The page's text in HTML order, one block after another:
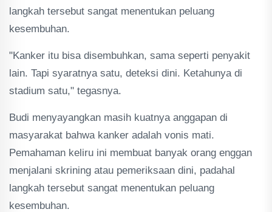
langkah tersebut sangat menentukan peluang
kesembuhan.
"Kanker itu bisa disembuhkan, sama seperti penyakit
lain. Tapi syaratnya satu, deteksi dini. Ketahunya di
stadium satu," tegasnya.
Budi menyayangkan masih kuatnya anggapan di
masyarakat bahwa kanker adalah vonis mati.
Pemahaman keliru ini membuat banyak orang enggan
menjalani skrining atau pemeriksaan dini, padahal
langkah tersebut sangat menentukan peluang
kesembuhan.